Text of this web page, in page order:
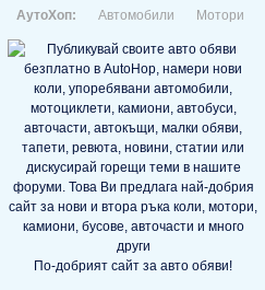
АутоХоп: Автомобили Мотори
По-добрият сайт за авто обяви!